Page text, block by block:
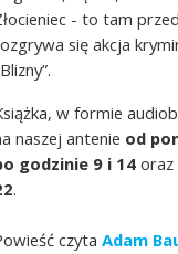
- to tam
się akcja
w formie
naszej antenie od
godzinie 9 i 14 oraz
.
czytaAdam